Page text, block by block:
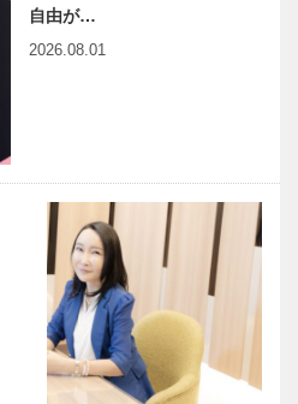
自由が…
2026.08.01